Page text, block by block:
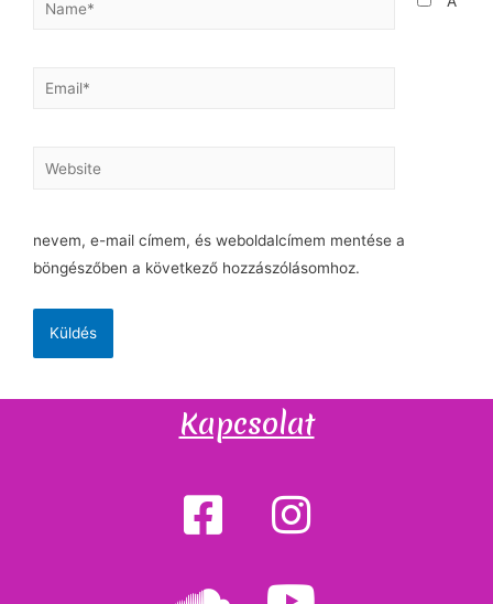
nevem, e-mail címem, és weboldalcímem mentése a
böngészőben a következő hozzászólásomhoz.
Kapcsolat